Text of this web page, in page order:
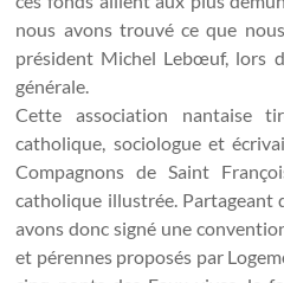
nous avons trouvé ce que
président Michel Lebœuf, lors
générale.
Cette association nantaise
catholique, sociologue et
Compagnons de Saint
catholique illustrée. Partageant
avons donc signé une
et pérennes proposés par